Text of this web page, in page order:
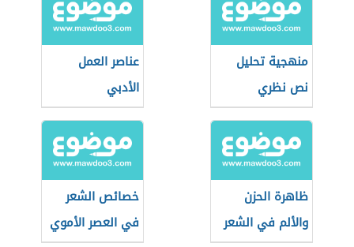
منهجية تحليل
نص نظري
عناصر العمل
الأدبي
ظاهرة الحزن
والألم في الشعر
خصائص الشعر
في العصر الأموي